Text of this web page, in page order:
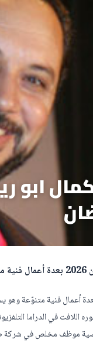
الفنان كمال أبو رية في موسم دراما
في الدراما
رمضان 2026 ويجسد فيه شخصية